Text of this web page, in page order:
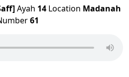
Ayah 14Location Madanah
61